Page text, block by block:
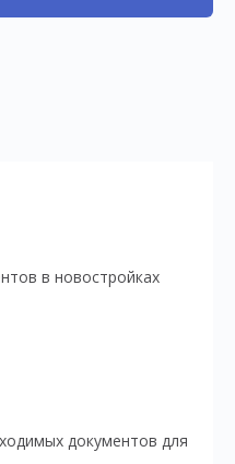
в новостройках
документов для